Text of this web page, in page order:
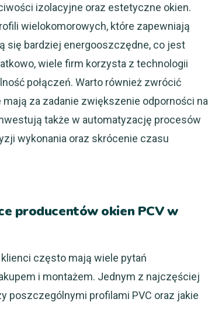
izolacyjne oraz estetyczne okien.
wielokomorowych, które zapewniają
się bardziej energooszczędne, co jest
wiele firm korzysta z technologii
połączeń. Warto również zwrócić
za zadanie zwiększenie odporności na
także w automatyzację procesów
wykonania oraz skrócenie czasu
producentów okien PCV w
często mają wiele pytań
i montażem. Jednym z najczęściej
poszczególnymi profilami PVC oraz jakie